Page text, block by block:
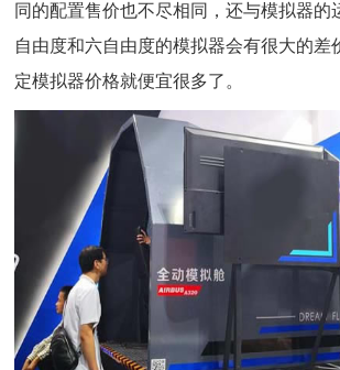
同的配置售价也不尽相同，还与模拟器的
自由度和六自由度的模拟器会有很大的差
定模拟器价格就便宜很多了。